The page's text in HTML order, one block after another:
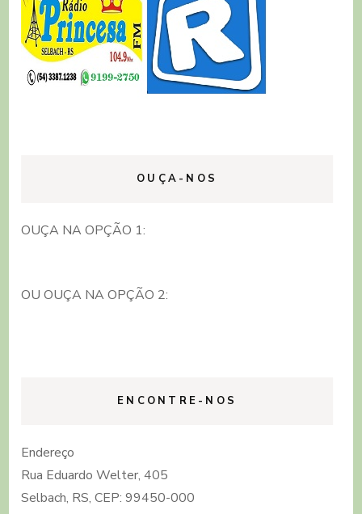
OUÇA-NOS
OUÇA NA OPÇÃO 1:
OU OUÇA NA OPÇÃO 2:
ENCONTRE-NOS
Endereço
Rua Eduardo Welter, 405
Selbach, RS, CEP: 99450-000